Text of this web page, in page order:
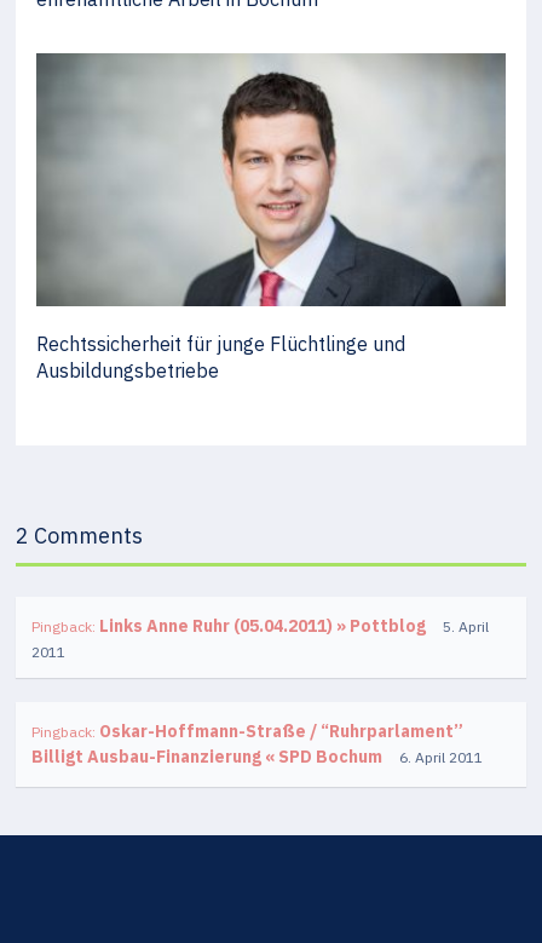
Rechtssicherheit für junge Flüchtlinge und
Ausbildungsbetriebe
2 Comments
Pingback: Links Anne Ruhr (05.04.2011) » Pottblog
5. April
2011
Pingback: Oskar-Hoffmann-Straße / “Ruhrparlament”
Billigt Ausbau-Finanzierung « SPD Bochum
6. April 2011